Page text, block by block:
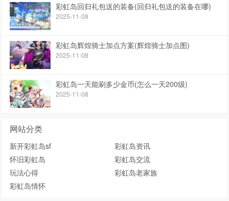
彩虹岛回归礼包送的装备(回归礼包送的装备在哪)
2025-11-08
彩虹岛辉煌骑士加点方案(辉煌骑士加点图)
2025-11-08
彩虹岛一天能刷多少金币(怎么一天200级)
2025-11-08
网站分类
新开彩虹岛sf
彩虹岛资讯
怀旧彩虹岛
彩虹岛交流
玩法心得
彩虹岛老家族
彩虹岛情怀